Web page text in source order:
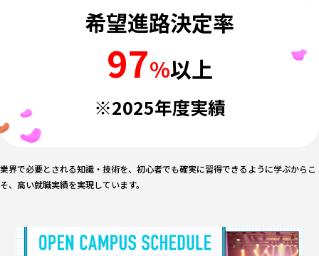
希望進路決定率
97%以上
※2025年度実績
業界で必要とされる知識・技術を、初心者でも確実に習得できるように学ぶからこ
そ、 高い就職実績を実現しています。